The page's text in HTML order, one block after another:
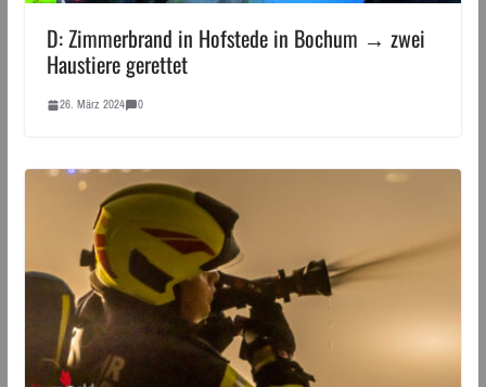
D: Zimmerbrand in Hofstede in Bochum → zwei
Haustiere gerettet
26. März 2024 0